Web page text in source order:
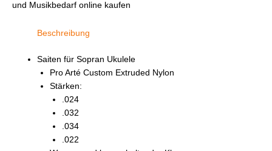
und Musikbedarf online kaufen
Beschreibung
Saiten für Sopran Ukulele
Pro Arté Custom Extruded Nylon
Stärken:
.024
.032
.034
.022